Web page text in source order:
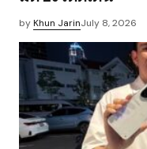
byKhun JarinJuly 8, 2026